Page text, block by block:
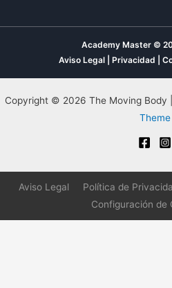
Academy Master ©
Aviso Legal| Privacidad
Copyright © 2026 The Moving Body
Theme
Aviso Legal Política de
Configuración de